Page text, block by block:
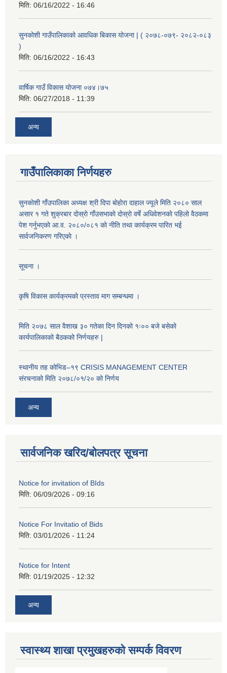
मिति: 06/16/2022 - 16:46
सुनकोशी गाउँपालिकाको आवधिक बिकास योजना | ( २०७८-०७९- २०८२-०८३
)
मिति: 06/16/2022 - 16:43
वार्षिक गाउँ विकास योजना ०७४।७५
मिति: 06/27/2018 - 11:39
अन्य
गाउँपालिकाका निर्णयहरु
सुनकाेशी गाँउपालिका अध्यक्ष श्री दिपा बाेहाेरा दाहाल ज्यूले मिति २०८० साल
असार १ गते शुक्रबार दाेस्राे गाँउसभाकाे दाेस्राे वर्षे अधिवेशनकाे पहिलाे वैठकमा
पेश गर्नुभएकाे आ.व. २०८०/०८१ काे नीति तथा कार्यक्रम पारित भई
सार्वजनिकरण गरिएकाे ।
सूचना ।
कृषि विकास कार्यक्रमको प्रस्ताव माग सम्बन्धमा ।
मिति २०७८ साल वैशाख ३० गतेका दिन दिनको १ः०० बजे बसेको
कार्यपालिकाको बैठकको निर्णयहरु |
स्थानीय तह कोभिड–१९ CRISIS MANAGEMENT CENTER
संरचनाको मिति २०७८/०१/२० को निर्णय
अन्य
सार्वजनिक खरिद/बोलपत्र सूचना
Notice for invitation of BIds
मिति: 06/09/2026 - 09:16
Notice For Invitatio of Bids
मिति: 03/01/2026 - 11:24
Notice for Intent
मिति: 01/19/2025 - 12:32
अन्य
स्वास्थ्य शाखा प्रमुखहरुको सम्पर्क विवरण